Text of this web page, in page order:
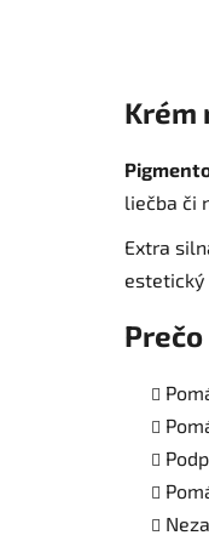
Krém
liečba či
Extra
estetický